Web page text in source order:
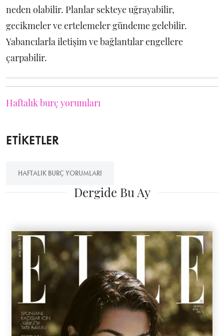
neden olabilir. Planlar sekteye uğrayabilir,
gecikmeler ve ertelemeler gündeme gelebilir.
Yabancılarla iletişim ve bağlantılar engellere
çarpabilir.
Haftalık burç yorumları
ETİKETLER
HAFTALIK BURÇ YORUMLARI
Dergide Bu Ay